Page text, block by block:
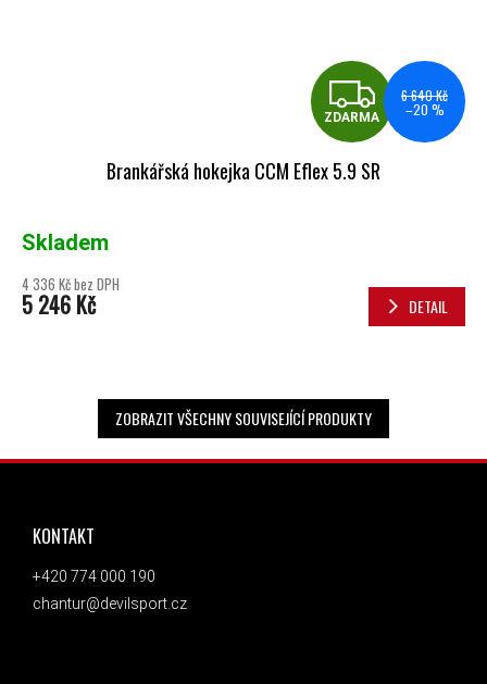
ZDARMA
6 640 Kč
–20 %
Brankářská hokejka CCM Eflex 5.9 SR
Skladem
4 336 Kč bez DPH
5 246 Kč DETAIL
ZOBRAZIT VŠECHNY SOUVISEJÍCÍ PRODUKTY
ZÁPATÍ
KONTAKT
+420 774 000 190
chantur@devilsport.cz